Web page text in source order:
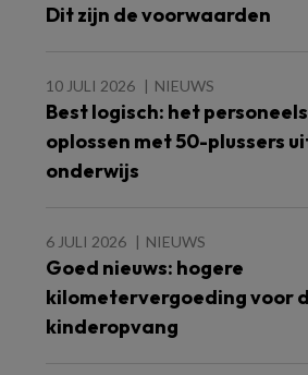
Dit zijn de voorwaarden
10 JULI 2026 NIEUWS
Best logisch: het
oplossen met 50-plussers
onderwijs
6 JULI 2026 NIEUWS
Goed nieuws: hogere
kilometervergoeding voor
kinderopvang